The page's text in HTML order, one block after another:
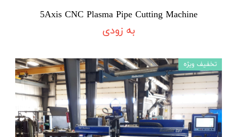
5Axis CNC Plasma Pipe Cutting Machine
به زودی
تخفیف ویژه